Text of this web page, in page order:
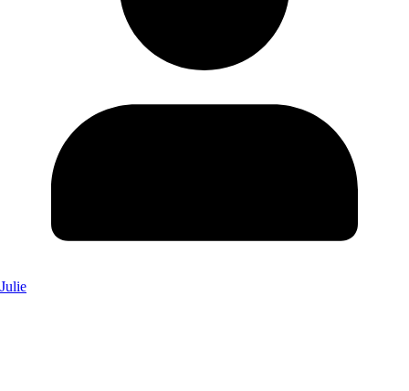
Julie